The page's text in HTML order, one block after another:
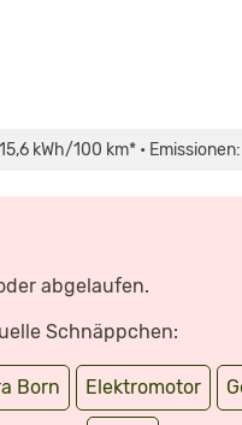
kWh/100 km* •
abgelaufen.
Schnäppchen:
Born Elektromotor